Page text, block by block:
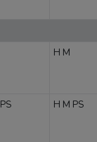
H M
PS H M PS